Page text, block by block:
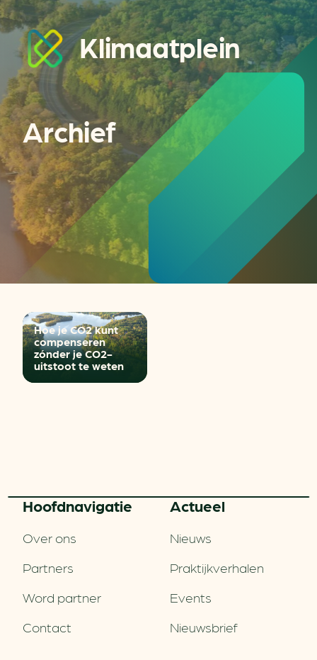
Klimaatplein
Archief
Hoe je CO2 kunt
compenseren
zónder je CO2-
uitstoot te weten
Hoofd­navigatie
Over ons
Partners
Word partner
Contact
Actueel
Nieuws
Praktijkverhalen
Events
Nieuwsbrief